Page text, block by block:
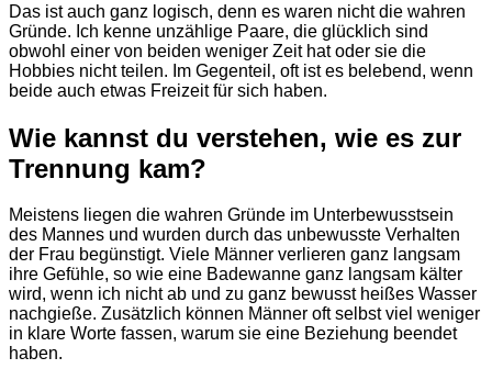
Das ist auch ganz logisch, denn es waren nicht die wahren
Gründe. Ich kenne unzählige Paare, die glücklich sind
obwohl einer von beiden weniger Zeit hat oder sie die
Hobbies nicht teilen. Im Gegenteil, oft ist es belebend, wenn
beide auch etwas Freizeit für sich haben.
Wie kannst du verstehen, wie es zur
Trennung kam?
Meistens liegen die wahren Gründe im Unterbewusstsein
des Mannes und wurden durch das unbewusste Verhalten
der Frau begünstigt. Viele Männer verlieren ganz langsam
ihre Gefühle, so wie eine Badewanne ganz langsam kälter
wird, wenn ich nicht ab und zu ganz bewusst heißes Wasser
nachgieße. Zusätzlich können Männer oft selbst viel weniger
in klare Worte fassen, warum sie eine Beziehung beendet
haben.